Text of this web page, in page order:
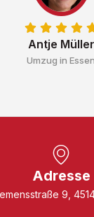
Antje Müller
Umzug in Essen
Adresse
9,